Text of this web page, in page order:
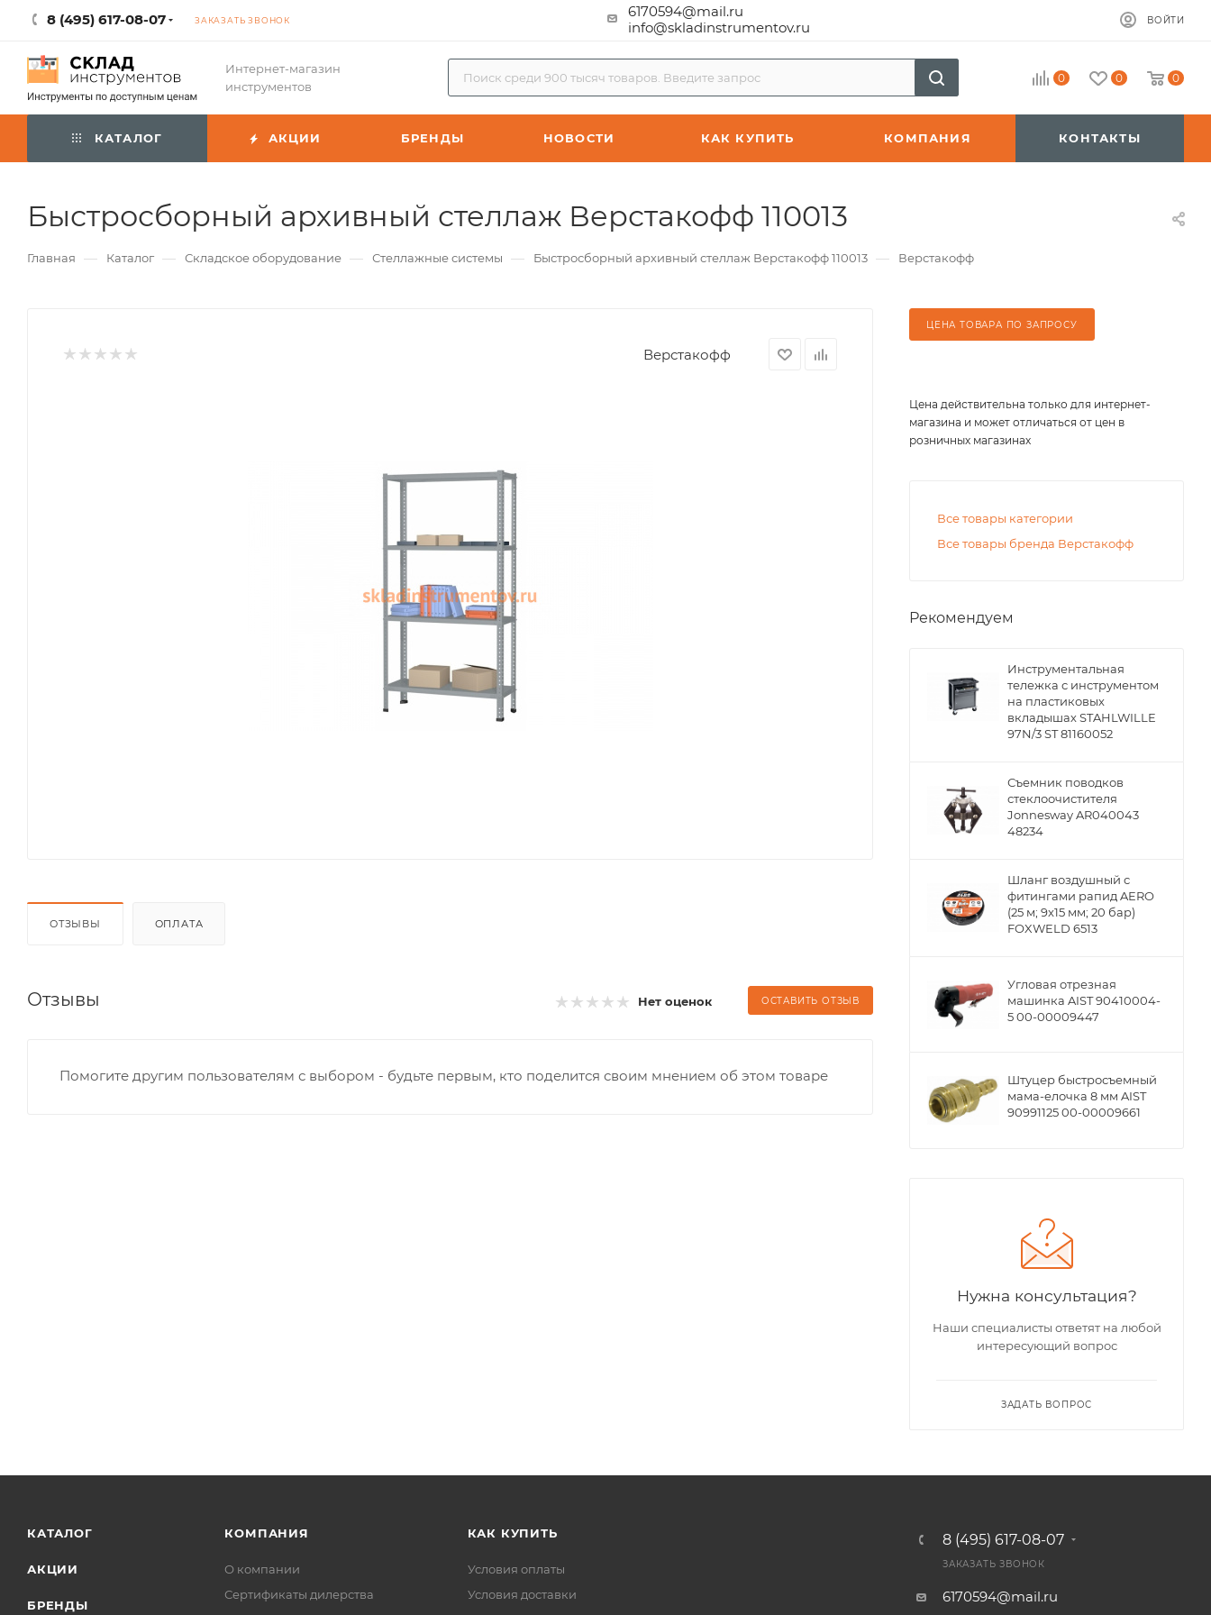
8 (495) 617-08-07 ЗАКАЗАТЬ ЗВОНОК
6170594@mail.ru
info@skladinstrumentov.ru
ВОЙТИ
Интернет-магазин
инструментов
0 0 0
КАТАЛОГ АКЦИИ БРЕНДЫ НОВОСТИ КАК КУПИТЬ КОМПАНИЯ КОНТАКТЫ
Быстросборный архивный стеллаж Верстакофф 110013
Главная — Каталог — Складское оборудование — Стеллажные системы — Быстросборный архивный стеллаж Верстакофф 110013 — Верстакофф
Верстакофф
ОТЗЫВЫ ОПЛАТА
Отзывы Нет оценок ОСТАВИТЬ ОТЗЫВ
Помогите другим пользователям с выбором - будьте первым, кто поделится своим мнением об этом товаре
ЦЕНА ТОВАРА ПО ЗАПРОСУ
Цена действительна только для интернет-
магазина и может отличаться от цен в
розничных магазинах
Все товары категории
Все товары бренда Верстакофф
Рекомендуем
Инструментальная
тележка с инструментом
на пластиковых
вкладышах STAHLWILLE
97N/3 ST 81160052
Съемник поводков
стеклоочистителя
Jonnesway AR040043
48234
Шланг воздушный с
фитингами рапид AERO
(25 м; 9x15 мм; 20 бар)
FOXWELD 6513
Угловая отрезная
машинка AIST 90410004-
5 00-00009447
Штуцер быстросъемный
мама-елочка 8 мм AIST
90991125 00-00009661
Нужна консультация?
Наши специалисты ответят на любой
интересующий вопрос
ЗАДАТЬ ВОПРОС
КАТАЛОГ
АКЦИИ
БРЕНДЫ
КОМПАНИЯ
О компании
Сертификаты дилерства
КАК КУПИТЬ
Условия оплаты
Условия доставки
8 (495) 617-08-07
ЗАКАЗАТЬ ЗВОНОК
6170594@mail.ru